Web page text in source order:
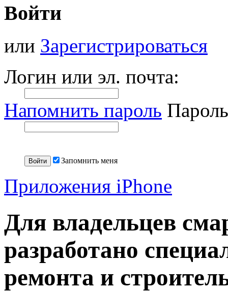
Войти
или Зарегистрироваться
Логин или эл. почта:
Напомнить пароль
Запомнить меня
Приложения iPhone
Для владельцев
разработано
ремонта и